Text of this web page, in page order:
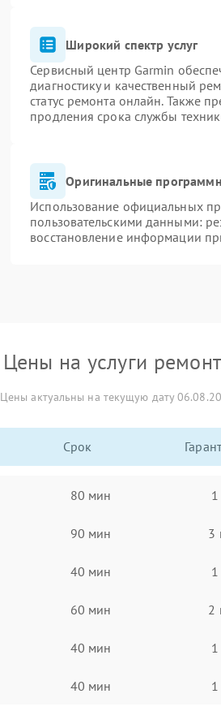
Широкий спектр услуг
Сервисный центр Garmin
диагностику и качественный
статус ремонта онлайн. Также
продления срока службы
Оригинальные
Использование официальных
пользовательскими данными:
восстановление информации
Цены на услуги
Цены актуальны на текущую дату
Срок
80 мин 1
90 мин 3
40 мин 1
60 мин 2
40 мин 1
40 мин 1